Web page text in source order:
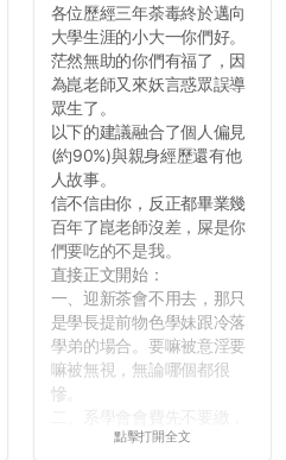
各位歷經三年荼毒終於邁向
大學生涯的小大一你們好。
茫然無助的你們有福了，因
為崑老師又來妖言惑眾誤導
眾生了。
以下的建議融合了個人偏見
(約90%)與親身經歷還有他
人故事。
信不信由你，反正都畢業幾
百年了崑老師沒差，屎是你
們要吃的不是我。
直接正文開始：
一、迎新茶會不用去，那只
是學長提前物色學妹跟冷落
學弟的場合。要嘛被意淫要
嘛被無視，無論哪個都很
慘。
很多人一路輕鬆自在到畢業
點擊打開全文